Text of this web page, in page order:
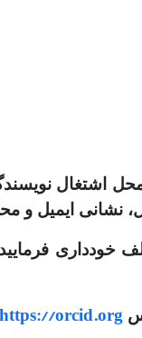
اشتغال
نشانی ایمیل و
خودداری
https://orcid.org